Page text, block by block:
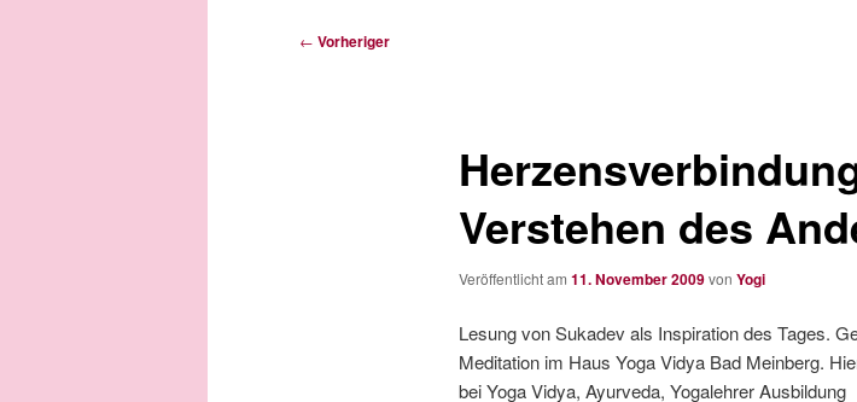
Beitragsnavigation
← Vorheriger
Verstehen des
Veröffentlicht am 11. November 2009von Yogi
Lesung von Sukadev als Inspiration des Tages.
Meditation im Haus Yoga Vidya Bad Meinberg.
bei Yoga Vidya, Ayurveda, Yogalehrer Ausbildung